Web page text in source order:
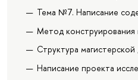
Тема №7. Написание
Метод конструирования
Структура магистерской
Написание проекта